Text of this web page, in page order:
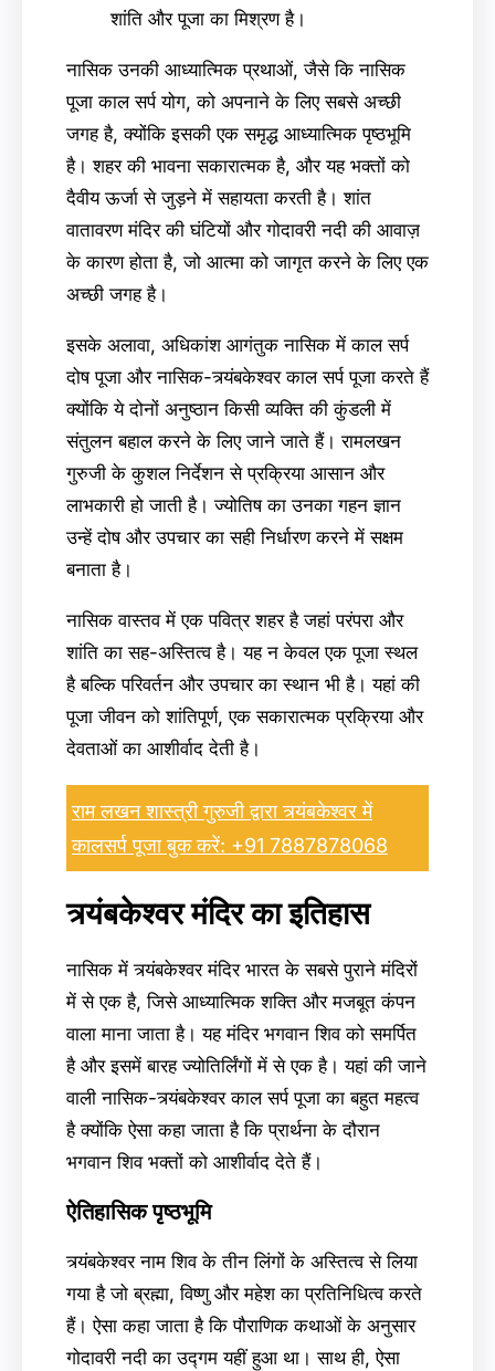
शांति और पूजा का मिश्रण है।
नासिक उनकी आध्यात्मिक प्रथाओं, जैसे कि नासिक
पूजा काल सर्प योग, को अपनाने के लिए सबसे अच्छी
जगह है, क्योंकि इसकी एक समृद्ध आध्यात्मिक पृष्ठभूमि
है। शहर की भावना सकारात्मक है, और यह भक्तों को
दैवीय ऊर्जा से जुड़ने में सहायता करती है। शांत
वातावरण मंदिर की घंटियों और गोदावरी नदी की आवाज़
के कारण होता है, जो आत्मा को जागृत करने के लिए एक
अच्छी जगह है।
इसके अलावा, अधिकांश आगंतुक नासिक में काल सर्प
दोष पूजा और नासिक-त्र्यंबकेश्वर काल सर्प पूजा करते हैं
क्योंकि ये दोनों अनुष्ठान किसी व्यक्ति की कुंडली में
संतुलन बहाल करने के लिए जाने जाते हैं। रामलखन
गुरुजी के कुशल निर्देशन से प्रक्रिया आसान और
लाभकारी हो जाती है। ज्योतिष का उनका गहन ज्ञान
उन्हें दोष और उपचार का सही निर्धारण करने में सक्षम
बनाता है।
नासिक वास्तव में एक पवित्र शहर है जहां परंपरा और
शांति का सह-अस्तित्व है। यह न केवल एक पूजा स्थल
है बल्कि परिवर्तन और उपचार का स्थान भी है। यहां की
पूजा जीवन को शांतिपूर्ण, एक सकारात्मक प्रक्रिया और
देवताओं का आशीर्वाद देती है।
राम लखन शास्त्री गुरुजी द्वारा त्र्यंबकेश्वर में
कालसर्प पूजा बुक करें: +91 7887878068
त्र्यंबकेश्वर मंदिर का इतिहास
नासिक में त्र्यंबकेश्वर मंदिर भारत के सबसे पुराने मंदिरों
में से एक है, जिसे आध्यात्मिक शक्ति और मजबूत कंपन
वाला माना जाता है। यह मंदिर भगवान शिव को समर्पित
है और इसमें बारह ज्योतिर्लिंगों में से एक है। यहां की जाने
वाली नासिक-त्र्यंबकेश्वर काल सर्प पूजा का बहुत महत्व
है क्योंकि ऐसा कहा जाता है कि प्रार्थना के दौरान
भगवान शिव भक्तों को आशीर्वाद देते हैं।
ऐतिहासिक पृष्ठभूमि
त्र्यंबकेश्वर नाम शिव के तीन लिंगों के अस्तित्व से लिया
गया है जो ब्रह्मा, विष्णु और महेश का प्रतिनिधित्व करते
हैं। ऐसा कहा जाता है कि पौराणिक कथाओं के अनुसार
गोदावरी नदी का उद्गम यहीं हुआ था। साथ ही, ऐसा